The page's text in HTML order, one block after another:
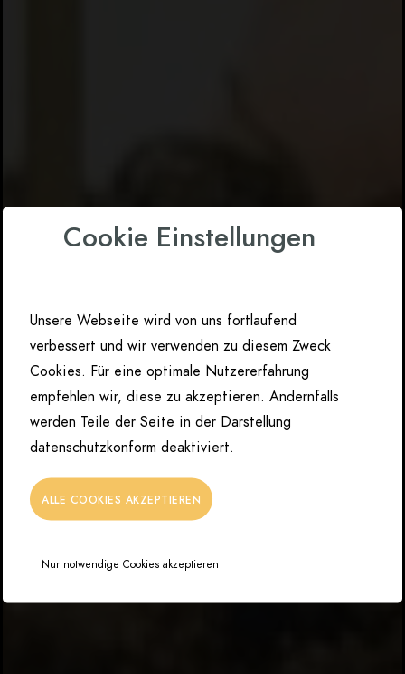
Cookie Einstellungen
Unsere Webseite wird von uns fortlaufend
verbessert und wir verwenden zu diesem Zweck
Cookies. Für eine optimale Nutzererfahrung
empfehlen wir, diese zu akzeptieren. Andernfalls
werden Teile der Seite in der Darstellung
datenschutzkonform deaktiviert.
ALLE COOKIES AKZEPTIEREN
Nur notwendige Cookies akzeptieren